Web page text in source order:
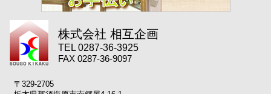
株式会社 相互企画
TEL 0287-36-3925
FAX 0287-36-9097
〒329-2705